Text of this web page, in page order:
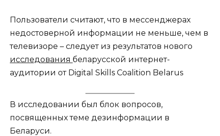
Пользователи считают, что в мессенджерах
недостоверной информации не меньше, чем в
телевизоре – следует из результатов нового
исследования беларусской интернет-
аудитории от Digital Skills Coalition Belarus
В исследовании был блок вопросов,
посвященных теме дезинформации в
Беларуси.